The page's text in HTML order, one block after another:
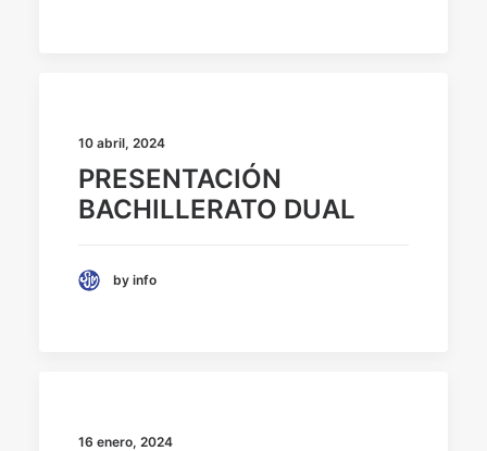
10 abril, 2024
PRESENTACIÓN
BACHILLERATO DUAL
by info
16 enero, 2024